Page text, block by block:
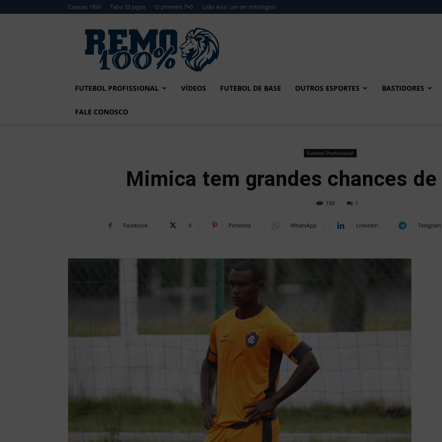
Caracas 1950 Tabu 33 jogos O primeiro 7×0 Leão Azul: um ser mitológico
Remo
FUTEBOL PROFISSIONAL VÍDEOS FUTEBOL DE BASE OUTROS ESPORTES BASTIDORES
FALE CONOSCO
Futebol Profissional
Mimica tem grandes chances
159 5
Facebook X Pinterest WhatsApp Linkedin Telegram